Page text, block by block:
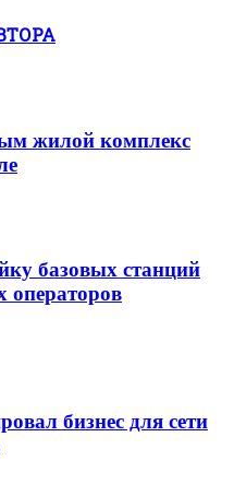
жилой комплекс
базовых станций
операторов
бизнес для сети